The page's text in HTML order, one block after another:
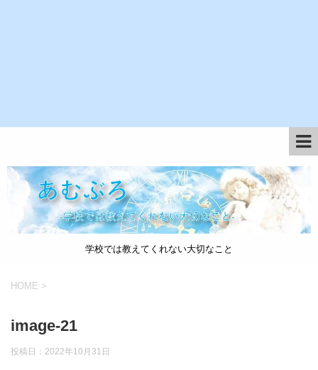
学校では教えてくれない大切なこと
HOME >
image-21
投稿日： 2022年10月31日